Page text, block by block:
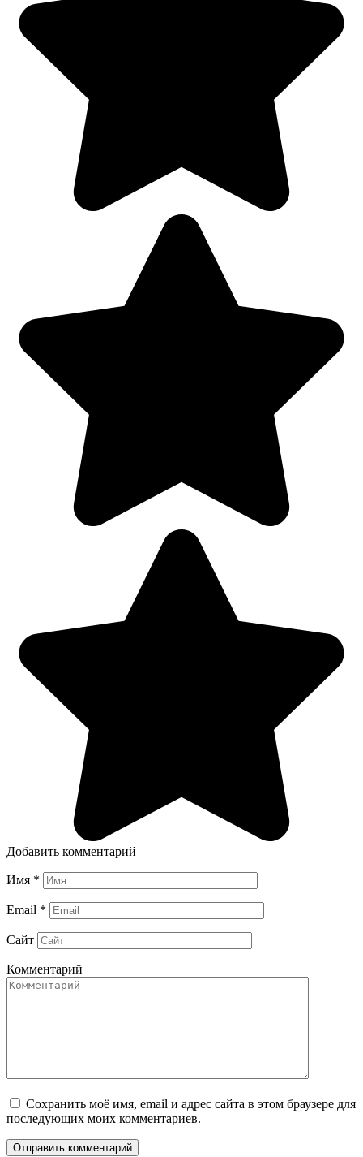
Добавить комментарий
Имя *
Email *
Сайт
Комментарий
Сохранить моё имя, email и адрес сайта в этом браузере для
последующих моих комментариев.